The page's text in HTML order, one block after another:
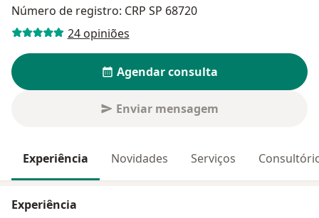
Número de registro: CRP SP 68720
24 opiniões
Agendar consulta
Enviar mensagem
Experiência Novidades Serviços
Experiência